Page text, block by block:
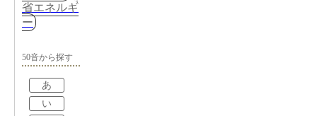
省エネルギ
ー
50音から探す
あ
い